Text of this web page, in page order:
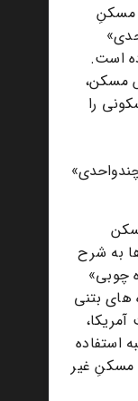
واحد مسکنِ
است.
مسکن،
واحد مسکونی را
هزار مسکن
به شرح
چوبی»
های بتنی
استفاده
غیر